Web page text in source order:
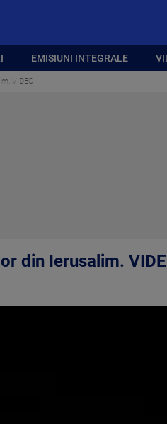
EMISIUNI INTEGRALE
VIDEO
din Ierusalim.